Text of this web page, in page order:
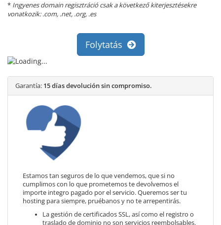
* Ingyenes domain regisztráció csak a következő kiterjesztésekre
vonatkozik: .com, .net, .org, .es
Folytatás
Garantía: 15 días devolución sin compromiso.
Estamos tan seguros de lo que vendemos, que si no
cumplimos con lo que prometemos te devolvemos el
importe integro pagado por el servicio. Queremos ser tu
hosting para siempre, pruébanos y no te arrepentirás.
La gestión de certificados SSL, así como el registro o
traslado de dominio no son servicios reembolsables.